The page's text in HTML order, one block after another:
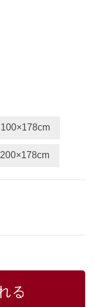
100×178cm
200×178cm